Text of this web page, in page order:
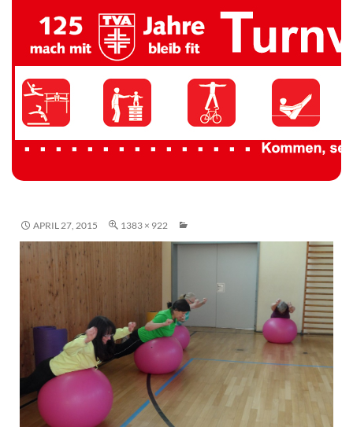
TV 1894 Auersmacher
APRIL 27, 2015 1383 × 922